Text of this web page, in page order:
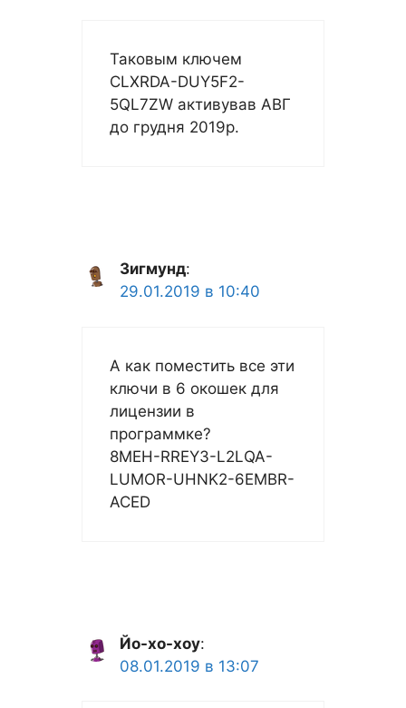
Таковым ключем
CLXRDA-DUY5F2-
5QL7ZW активував АВГ
до грудня 2019р.
Зигмунд:
29.01.2019 в 10:40
А как поместить все эти
ключи в 6 окошек для
лицензии в
программке?
8MEH-RREY3-L2LQA-
LUMOR-UHNK2-6EMBR-
ACED
Йо-хо-хоу:
08.01.2019 в 13:07